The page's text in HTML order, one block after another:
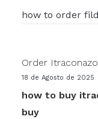
how to order
Order
18 de Agosto de 2025
how to buy
buy